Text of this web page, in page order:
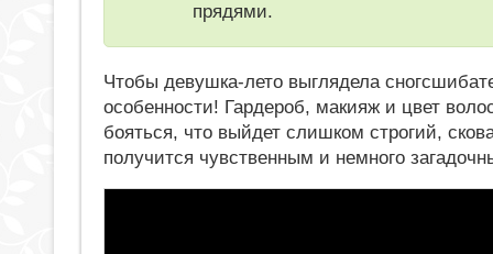
прядями.
Чтобы девушка-лето выглядела
особенности! Гардероб, макияж и цвет
бояться, что выйдет слишком строгий,
получится чувственным и немного